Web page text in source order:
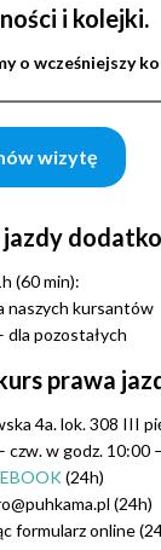
i kolejki.
o wcześniejszy
wizytę
(60 min):
naszych kursantów
dla pozostałych
prawa
4a. lok. 308 III
czw. w godz. 10:00
(24h)
(24h)
formularz online